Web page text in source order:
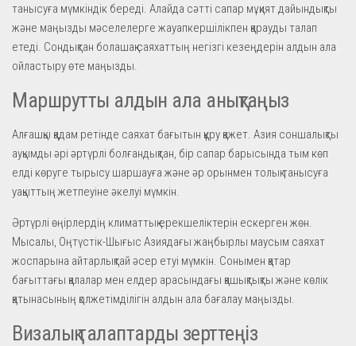
танысуға мүмкіндік береді. Алайда сәтті сапар мұқият дайындықты
және маңызды мәселелерге жауапкершілікпен қарауды талап
етеді. Сондықтан болашақ саяхаттың негізгі кезеңдерін алдын ала
ойластыру өте маңызды.
Маршрутты алдын ала анықтаңыз
Алғашқы қадам ретінде саяхат бағытын құру қажет. Азия соншалықты
ауқымды әрі әртүрлі болғандықтан, бір сапар барысында тым көп
елді көруге тырысу шаршауға және әр орынмен толық танысуға
уақыттың жетпеуіне әкелуі мүмкін.
Әртүрлі өңірлердің климаттық ерекшеліктерін ескерген жөн.
Мысалы, Оңтүстік-Шығыс Азиядағы жаңбырлы маусым саяхат
жоспарына айтарлықтай әсер етуі мүмкін. Сонымен қатар
бағыттағы қалалар мен елдер арасындағы қашықтықты және көлік
қатынасының қолжетімділігін алдын ала бағалау маңызды.
Визалық талаптарды зерттеңіз